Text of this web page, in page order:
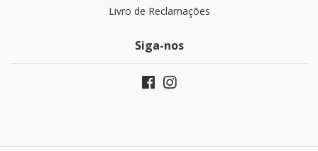
Livro de Reclamações
Siga-nos